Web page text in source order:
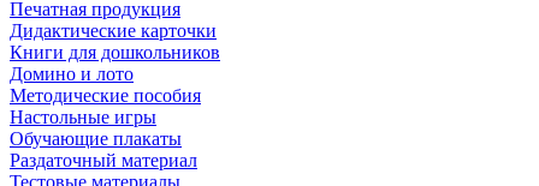
Печатная продукция
Дидактические карточки
Книги для дошкольников
Домино и лото
Методические пособия
Настольные игры
Обучающие плакаты
Раздаточный материал
Тестовые материалы